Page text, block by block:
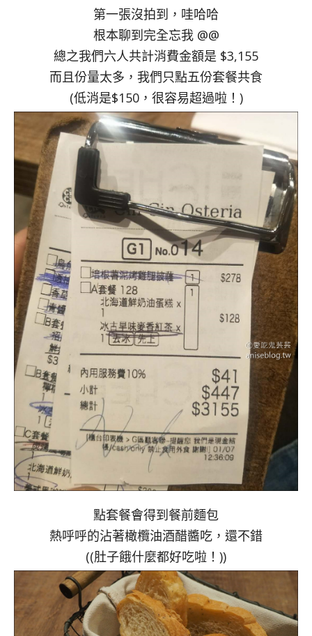
第一張沒拍到，哇哈哈
根本聊到完全忘我 @@
總之我們六人共計消費金額是 $3,155
而且份量太多，我們只點五份套餐共食
(低消是$150，很容易超過啦！)
點套餐會得到餐前麵包
熱呼呼的沾著橄欖油酒醋醬吃，還不錯
((肚子餓什麼都好吃啦！))